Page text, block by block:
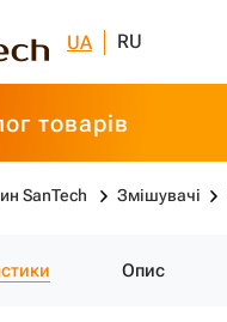
UA RU
товарів
SanTech Змішувачі
Опис